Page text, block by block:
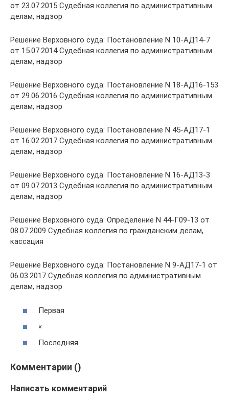
от 23.07.2015 Судебная коллегия по административным
делам, надзор
Решение Верховного суда: Постановление N 10-АД14-7
от 15.07.2014 Судебная коллегия по административным
делам, надзор
Решение Верховного суда: Постановление N 18-АД16-153
от 29.06.2016 Судебная коллегия по административным
делам, надзор
Решение Верховного суда: Постановление N 45-АД17-1
от 16.02.2017 Судебная коллегия по административным
делам, надзор
Решение Верховного суда: Постановление N 16-АД13-3
от 09.07.2013 Судебная коллегия по административным
делам, надзор
Решение Верховного суда: Определение N 44-Г09-13 от
08.07.2009 Судебная коллегия по гражданским делам,
кассация
Решение Верховного суда: Постановление N 9-АД17-1 от
06.03.2017 Судебная коллегия по административным
делам, надзор
Первая
«
Последняя
Комментарии ()
Написать комментарий